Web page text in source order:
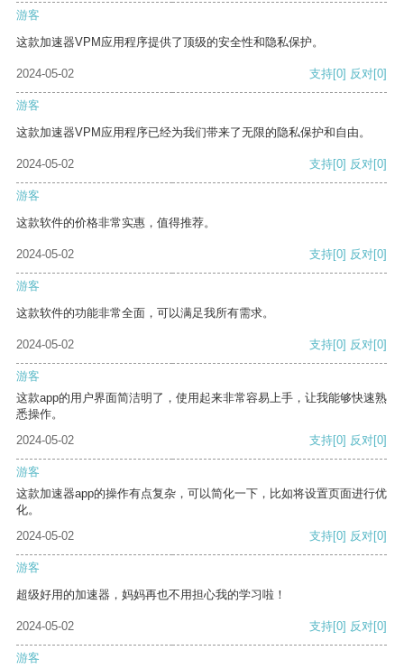
游客
这款加速器VPM应用程序提供了顶级的安全性和隐私保护。
2024-05-02 支持[0] 反对[0]
游客
这款加速器VPM应用程序已经为我们带来了无限的隐私保护和自由。
2024-05-02 支持[0] 反对[0]
游客
这款软件的价格非常实惠，值得推荐。
2024-05-02 支持[0] 反对[0]
游客
这款软件的功能非常全面，可以满足我所有需求。
2024-05-02 支持[0] 反对[0]
游客
这款app的用户界面简洁明了，使用起来非常容易上手，让我能够快速熟
悉操作。
2024-05-02
支持[0] 反对[0]
游客
这款加速器app的操作有点复杂，可以简化一下，比如将设置页面进行优
化。
2024-05-02
支持[0] 反对[0]
游客
超级好用的加速器，妈妈再也不用担心我的学习啦！
2024-05-02 支持[0] 反对[0]
游客